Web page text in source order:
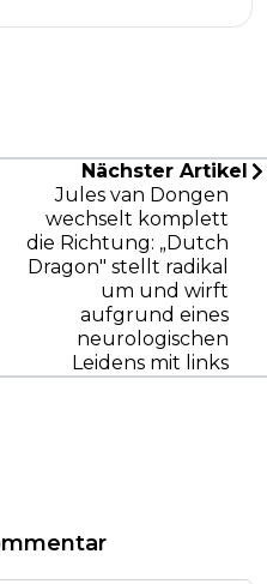
Nächster Artikel
Jules van Dongen
wechselt komplett
die Richtung: „Dutch
Dragon" stellt radikal
um und wirft
aufgrund eines
neurologischen
Leidens mit links